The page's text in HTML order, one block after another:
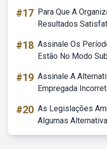
#17 Para Que A
Resultados
#18 Assinale Os
Estão No Modo
#19 Assinale A
Empregada
#20 As Legislações
Algumas